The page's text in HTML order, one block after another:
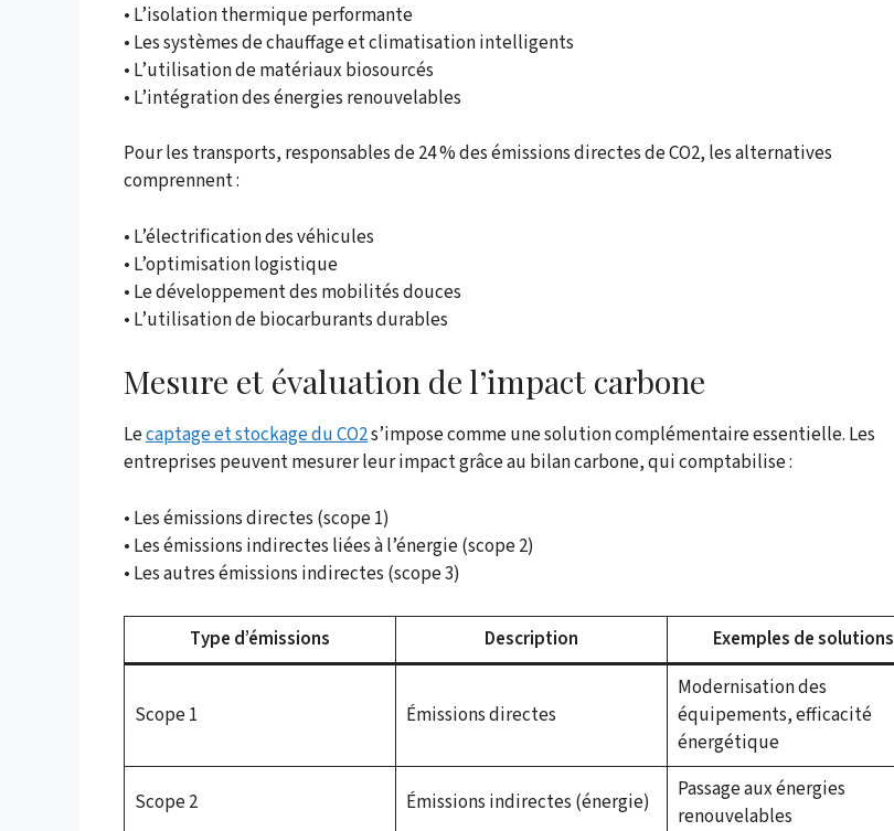
• L’isolation thermique performante
• Les systèmes de chauffage et climatisation intelligents
• L’utilisation de matériaux biosourcés
• L’intégration des énergies renouvelables
Pour les transports, responsables de 24 % des émissions directes de CO2, les alternatives
comprennent :
• L’électrification des véhicules
• L’optimisation logistique
• Le développement des mobilités douces
• L’utilisation de biocarburants durables
Mesure et évaluation de l’impact carbone
Lecaptage et stockage du CO2s’impose comme une solution complémentaire essentielle. Les
entreprises peuvent mesurer leur impact grâce au bilan carbone, qui comptabilise :
• Les émissions directes (scope 1)
• Les émissions indirectes liées à l’énergie (scope 2)
• Les autres émissions indirectes (scope 3)
Type d’émissions Description Exemples de solutions
Scope 1 Émissions directes
Modernisation des
équipements, efficacité
énergétique
Scope 2 Émissions indirectes (énergie)
Passage aux énergies
renouvelables